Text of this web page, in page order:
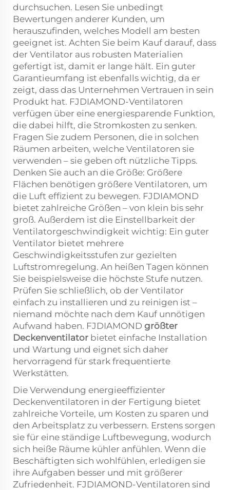
durchsuchen. Lesen Sie unbedingt
Bewertungen anderer Kunden, um
herauszufinden, welches Modell am besten
geeignet ist. Achten Sie beim Kauf darauf, dass
der Ventilator aus robusten Materialien
gefertigt ist, damit er lange hält. Ein guter
Garantieumfang ist ebenfalls wichtig, da er
zeigt, dass das Unternehmen Vertrauen in sein
Produkt hat. FJDIAMOND-Ventilatoren
verfügen über eine energiesparende Funktion,
die dabei hilft, die Stromkosten zu senken.
Fragen Sie zudem Personen, die in solchen
Räumen arbeiten, welche Ventilatoren sie
verwenden – sie geben oft nützliche Tipps.
Denken Sie auch an die Größe: Größere
Flächen benötigen größere Ventilatoren, um
die Luft effizient zu bewegen. FJDIAMOND
bietet zahlreiche Größen – von klein bis sehr
groß. Außerdem ist die Einstellbarkeit der
Ventilatorgeschwindigkeit wichtig: Ein guter
Ventilator bietet mehrere
Geschwindigkeitsstufen zur gezielten
Luftstromregelung. An heißen Tagen können
Sie beispielsweise die höchste Stufe nutzen.
Prüfen Sie schließlich, ob der Ventilator
einfach zu installieren und zu reinigen ist –
niemand möchte nach dem Kauf unnötigen
Aufwand haben. FJDIAMOND größter
Deckenventilator bietet einfache Installation
und Wartung und eignet sich daher
hervorragend für stark frequentierte
Werkstätten.
Die Verwendung energieeffizienter
Deckenventilatoren in der Fertigung bietet
zahlreiche Vorteile, um Kosten zu sparen und
den Arbeitsplatz zu verbessern. Erstens sorgen
sie für eine ständige Luftbewegung, wodurch
sich heiße Räume kühler anfühlen. Wenn die
Beschäftigten sich wohlfühlen, erledigen sie
ihre Aufgaben besser und mit größerer
Zufriedenheit. FJDIAMOND-Ventilatoren sind